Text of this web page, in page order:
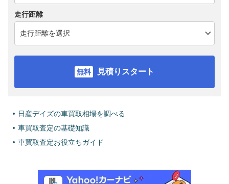
走行距離
見積りスタート
日産デイズの車買取相場を調べる
車買取査定の基礎知識
車買取査定お役立ちガイド